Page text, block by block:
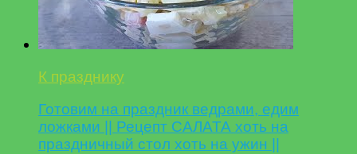
К празднику
Готовим на праздник ведрами, едим
ложками || Рецепт САЛАТА хоть на
праздничный стол хоть на ужин ||